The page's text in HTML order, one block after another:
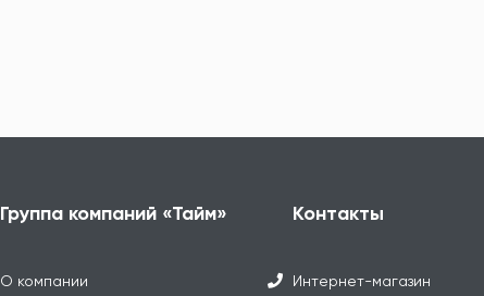
Группа компаний «Тайм»
О компании
Контакты
Интернет-магазин